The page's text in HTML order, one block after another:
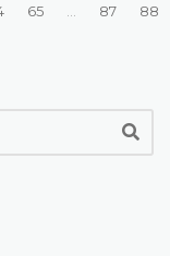
65 87 88